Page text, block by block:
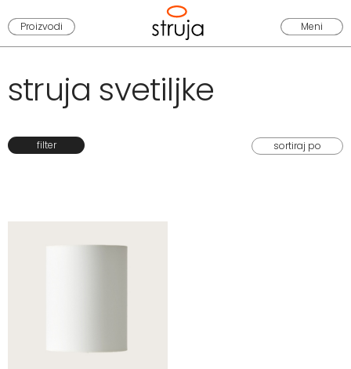
Proizvodi Meni
struja svetiljke
filter